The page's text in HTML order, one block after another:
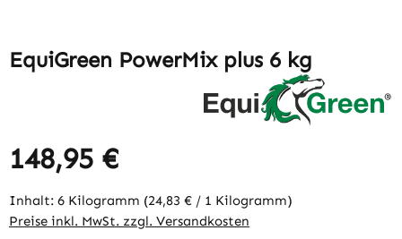
EquiGreen PowerMix plus 6 kg
Regulärer Preis:
148,95 €
Inhalt: 6 Kilogramm (24,83 € / 1 Kilogramm)
Preise inkl. MwSt. zzgl. Versandkosten